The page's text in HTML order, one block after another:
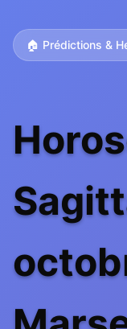
🏠 Prédictions &